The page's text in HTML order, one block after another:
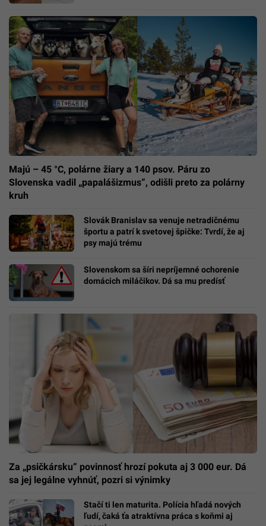
Majú – 45 °C, polárne žiary a 140 psov. Páru zo
Slovenska vadil „papalášizmus“, odišli preto za polárny
kruh
Slovák Branislav sa venuje netradičnému
športu a patrí k svetovej špičke: Tvrdí, že aj
psy majú trému
Slovenskom sa šíri nepríjemné ochorenie
domácich miláčikov. Dá sa mu predísť
Za „psičkársku“ povinnosť hrozí pokuta aj 3 000 eur. Dá
sa jej legálne vyhnúť, pozri si výnimky
Stačí ti len maturita. Polícia hľadá nových
ľudí, čaká ťa atraktívna práca s koňmi aj